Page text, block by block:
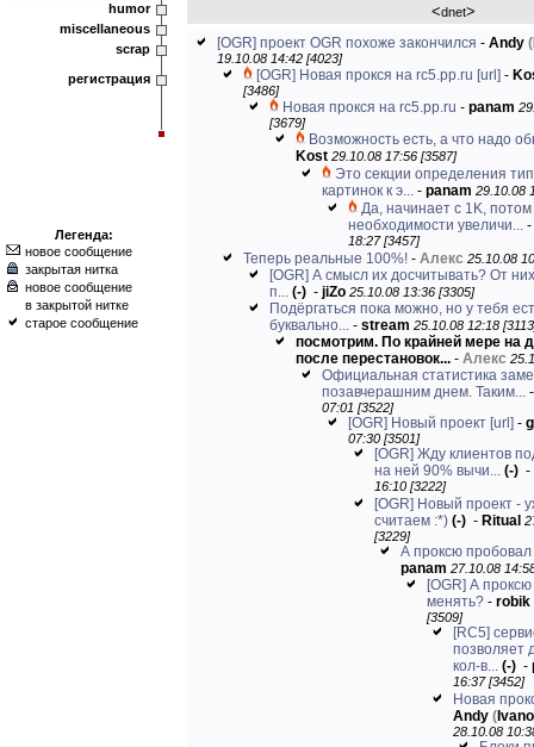
humor
miscellaneous
scrap
регистрация
Легенда:
новое сообщение
закрытая нитка
новое сообщение
в закрытой нитке
старое сообщение
<dnet>
[OGR] проект OGR похоже закончился - Andy (
19.10.08 14:42 [4023]
[OGR] Новая прокся на rc5.pp.ru [url] -
[3486]
Новая прокся на rc5.pp.ru - panam
[3679]
Возможность есть, а что надо
Kost 29.10.08 17:56 [3587]
Это секции определения
картинок к э... - panam 29.10.08
Да, начинает с 1K,
необходимости увеличи... -
18:27 [3457]
Теперь реальные 100%! - Алекс 25.10.08
[OGR] А смысл их досчитывать? От
п... (-) - jiZo 25.10.08 13:36 [3305]
Подёргаться пока можно, но у тебя
буквально... - stream 25.10.08 12:18
посмотрим. По крайней мере на
после перестановок... - Алекс
Официальная статистика
позавчерашним днем. Таким...
07:01 [3522]
[OGR] Новый проект [url] -
07:30 [3501]
[OGR] Жду клиентов
на ней 90% вычи... (-) -
16:10 [3222]
[OGR] Новый проект -
считаем :*) (-) - Ritual
[3229]
А проксю
panam 27.10.08
[OGR] А
менять? - robik
[3509]
[RC5]
позволяет
кол-в... (-) -
16:37 [3452]
Новая
Andy (
28.10.08